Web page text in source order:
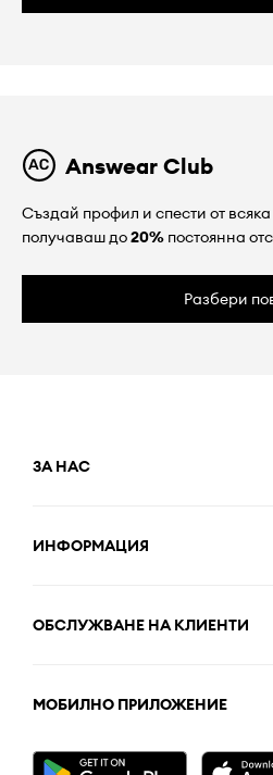
Answear Club
Създай профил и спести от
получаваш до20% постоянна
Разбери
ЗА НАС
ИНФОРМАЦИЯ
ОБСЛУЖВАНЕ НА КЛИЕНТИ
МОБИЛНО ПРИЛОЖЕНИЕ